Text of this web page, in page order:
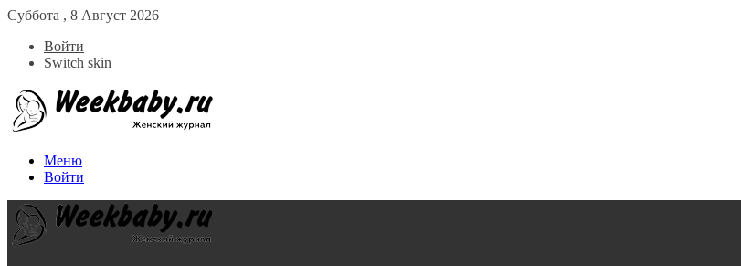
Суббота , 8 Август 2026
Войти
Switch skin
Меню
Войти